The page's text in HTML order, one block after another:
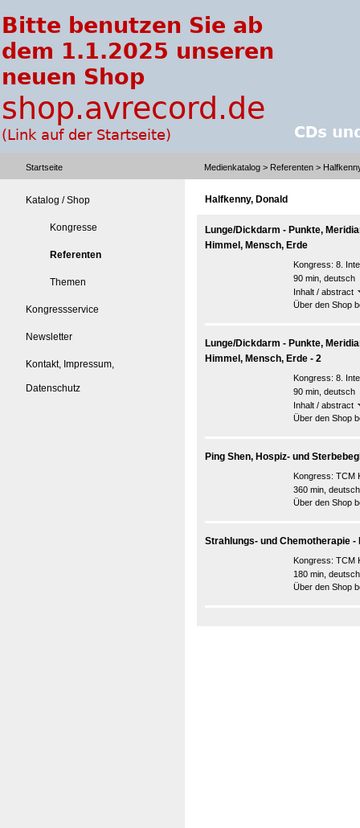
Startseite Medienkatalog > Referenten >
Katalog / Shop
Kongresse
Referenten
Themen
Kongressservice
Newsletter
Kontakt, Impressum,
Datenschutz
Halfkenny, Donald
Lunge/Dickdarm - Punkte,
Himmel, Mensch, Erde
Kongress: 8.
90 min, deutsch
Inhalt / abstract
Über den Shop
Lunge/Dickdarm - Punkte,
Himmel, Mensch, Erde - 2
Kongress: 8.
90 min, deutsch
Inhalt / abstract
Über den Shop
Ping Shen, Hospiz- und
Kongress: TCM
360 min, deutsch
Über den Shop
Strahlungs- und Chemotherapie
Kongress: TCM
180 min, deutsch
Über den Shop